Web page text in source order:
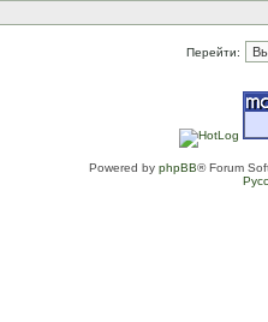
Перейти:
Powered by phpBB® Forum